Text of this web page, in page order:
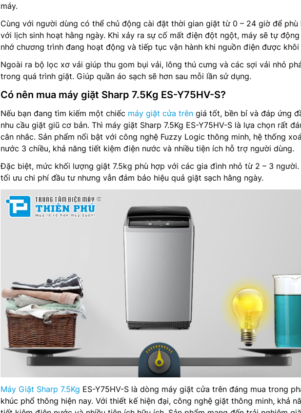
máy.
Cùng với người dùng có thể chủ động cài đặt thời gian giặt từ 0 – 24 giờ để phù
với lịch sinh hoạt hằng ngày. Khi xảy ra sự cố mất điện đột ngột, máy sẽ tự động
nhớ chương trình đang hoạt động và tiếp tục vận hành khi nguồn điện được khôi
Ngoài ra bộ lọc xơ vải giúp thu gom bụi vải, lông thú cưng và các sợi vải nhỏ
trong quá trình giặt. Giúp quần áo sạch sẽ hơn sau mỗi lần sử dụng.
Có nên mua máy giặt Sharp 7.5Kg ES-Y75HV-S?
Nếu bạn đang tìm kiếm một chiếc máy giặt cửa trên giá tốt, bền bỉ và đáp ứng
nhu cầu giặt giũ cơ bản. Thì máy giặt Sharp 7.5Kg ES-Y75HV-S là lựa chọn rất
cân nhắc. Sản phẩm nổi bật với công nghệ Fuzzy Logic thông minh, hệ thống
nước 3 chiều, khả năng tiết kiệm điện nước và nhiều tiện ích hỗ trợ người dùng.
Đặc biệt, mức khối lượng giặt 7.5kg phù hợp với các gia đình nhỏ từ 2 – 3 người.
tối ưu chi phí đầu tư nhưng vẫn đảm bảo hiệu quả giặt sạch hằng ngày.
Máy Giặt Sharp 7.5Kg ES-Y75HV-S là dòng máy giặt cửa trên đáng mua trong
khúc phổ thông hiện nay. Với thiết kế hiện đại, công nghệ giặt thông minh, khả